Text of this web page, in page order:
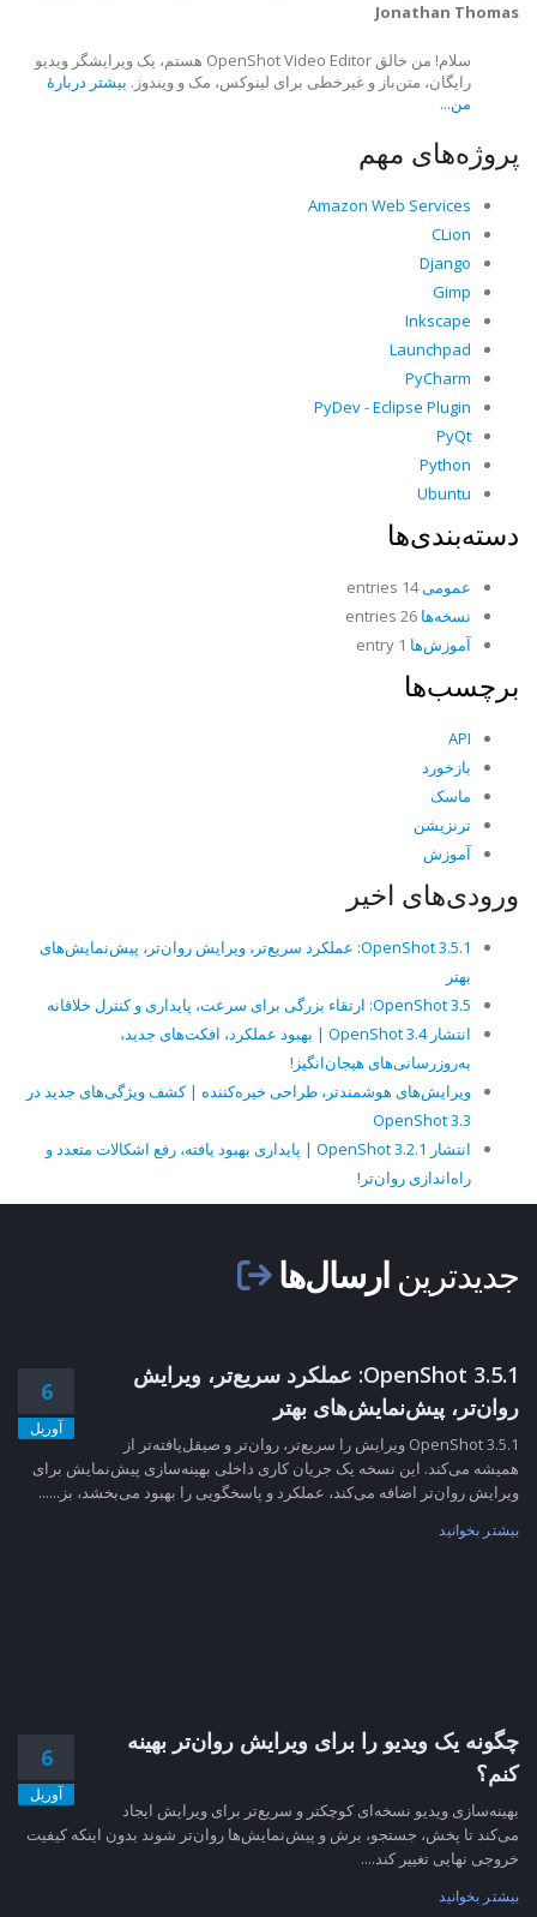
Jonathan Thomas
سلام! من خالق OpenShot Video Editor هستم، یک ویرایشگر ویدیو
رایگان، متن‌باز و غیرخطی برای لینوکس، مک و ویندوز. بیشتر دربارهٔ
من...
پروژه‌های مهم
Amazon Web Services
CLion
Django
Gimp
Inkscape
Launchpad
PyCharm
PyDev - Eclipse Plugin
PyQt
Python
Ubuntu
دسته‌بندی‌ها
عمومی14 entries
نسخه‌ها
آموزش‌ها
برچسب‌ها
API
بازخورد
ماسک
ترنزیشن
آموزش
ورودی‌های اخیر
OpenShot 3.5.1: عملکرد سریع‌تر، ویرایش روان‌تر، پیش‌نمایش‌های
بهتر
OpenShot 3.5: ارتقاء بزرگی برای سرعت، پایداری و کنترل خلاقانه
انتشار OpenShot 3.4 | بهبود عملکرد، افکت‌های جدید،
به‌روزرسانی‌های هیجان‌انگیز!
ویرایش‌های هوشمندتر، طراحی خیره‌کننده | کشف ویژگی‌های جدید در
OpenShot 3.3
انتشار OpenShot 3.2.1 | پایداری بهبود یافته، رفع اشکالات متعدد و
راه‌اندازی روان‌تر!
جدیدترین ارسال‌ها
6
آوریل
OpenShot 3.5.1: عملکرد سریع‌تر، ویرایش
روان‌تر، پیش‌نمایش‌های بهتر
OpenShot 3.5.1 ویرایش را سریع‌تر، روان‌تر و صیقل‌یافته‌تر از
همیشه می‌کند. این نسخه یک جریان کاری داخلی بهینه‌سازی پیش‌نمایش برای
ویرایش روان‌تر اضافه می‌کند، عملکرد و پاسخگویی را بهبود می‌بخشد، بز......
بیشتر بخوانید
6
آوریل
چگونه یک ویدیو را برای ویرایش روان‌تر بهینه
کنم؟
بهینه‌سازی ویدیو نسخه‌ای کوچکتر و سریع‌تر برای ویرایش ایجاد
می‌کند تا پخش، جستجو، برش و پیش‌نمایش‌ها روان‌تر شوند بدون اینکه کیفیت
خروجی نهایی تغییر کند....
بیشتر بخوانید